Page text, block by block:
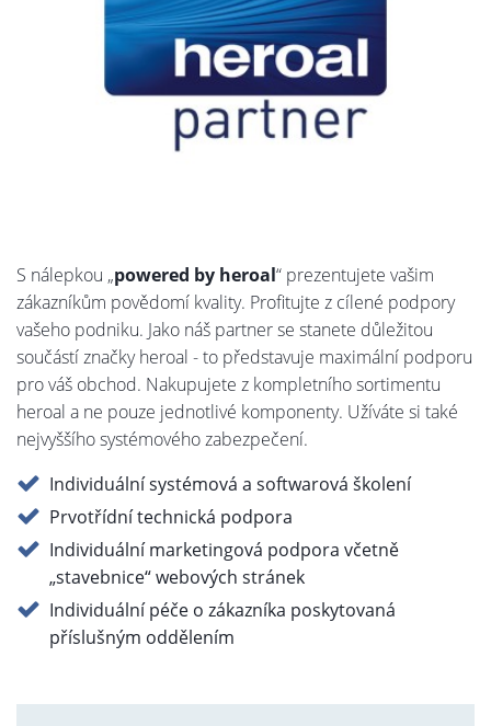
S nálepkou „powered by heroal“ prezentujete vašim
zákazníkům povědomí kvality. Profitujte z cílené podpory
vašeho podniku. Jako náš partner se stanete důležitou
součástí značky heroal - to představuje maximální podporu
pro váš obchod. Nakupujete z kompletního sortimentu
heroal a ne pouze jednotlivé komponenty. Užíváte si také
nejvyššího systémového zabezpečení.
Individuální systémová a softwarová školení
Prvotřídní technická podpora
Individuální marketingová podpora včetně
„stavebnice“ webových stránek
Individuální péče o zákazníka poskytovaná
příslušným oddělením